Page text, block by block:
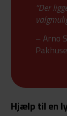
“Der
– Arno
Hjælp til en